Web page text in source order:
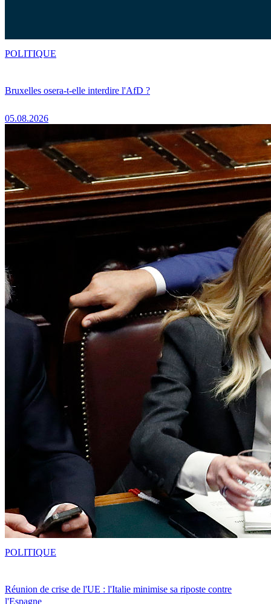
Bruxelles osera-t-elle interdire l'AfD ?
05.08.2026
POLITIQUE
Réunion de crise de l'UE : l'Italie minimise sa riposte contre
l'Espagne
POLITIQUE